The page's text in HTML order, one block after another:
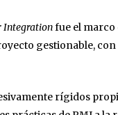
Integrationfue el
gestionable,
rígidos